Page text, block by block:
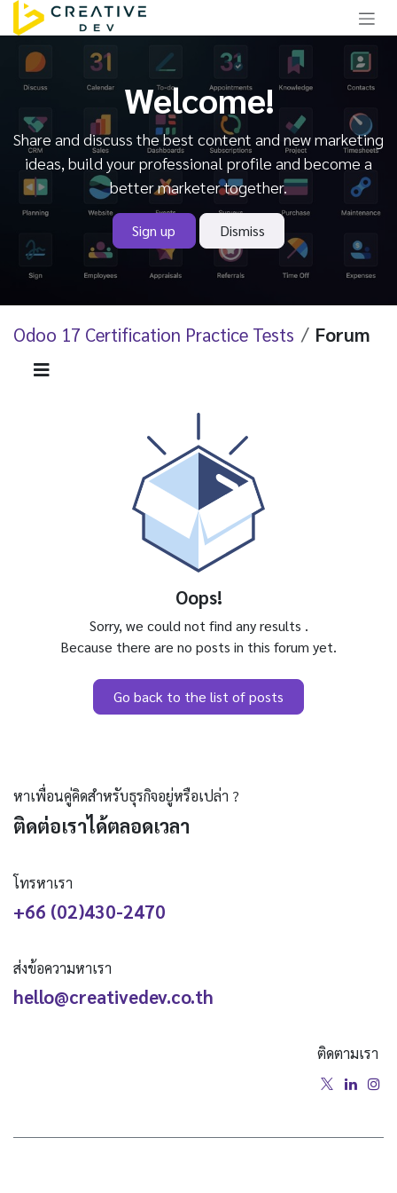
Skip to Content
Welcome!
Share and discuss the best content and new marketing
ideas, build your professional profile and become a
better marketer together.
Sign up Dismiss
Odoo 17 Certification Practice Tests Forum
Oops!
Sorry, we could not find any results .
Because there are no posts in this forum yet.
Go back to the list of posts
หาเพื่อนคู่คิดสำหรับธุรกิจอยู่หรือเปล่า ?
ติดต่อเราได้ตลอดเวลา
โทรหาเรา
+66 (02)430-2470
ส่งข้อความหาเรา
hello@creativedev.co.th
ติดตามเรา